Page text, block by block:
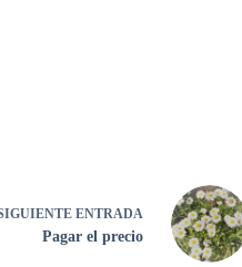
ENTRADA
Pagar el precio